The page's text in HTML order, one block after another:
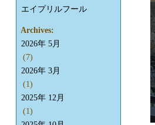
エイプリルフール
Archives:
2026年 5月
(7)
2026年 3月
(1)
2025年 12月
(1)